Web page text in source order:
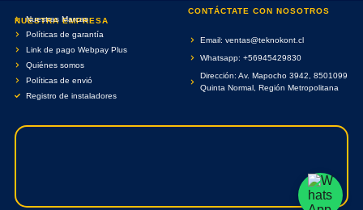
NUESTRA EMPRESA
Nuestras Marcas
Políticas de garantía
Link de pago Webpay Plus
Quiénes somos
Políticas de envió
Registro de instaladores
CONTÁCTATE CON NOSOTROS
Email: ventas@teknokont.cl
Whatsapp: +56945429830
Dirección: Av. Mapocho 3942, 8501099
Quinta Normal, Región Metropolitana